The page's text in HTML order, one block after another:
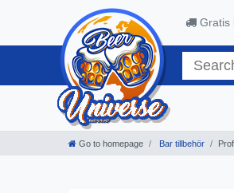
Gratis
Go to homepage Bar tillbehör